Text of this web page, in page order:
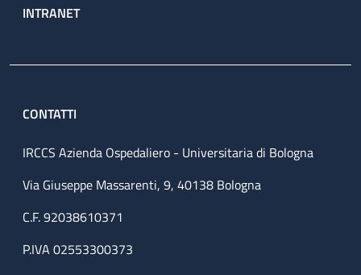
INTRANET
CONTATTI
IRCCS Azienda Ospedaliero - Universitaria di Bologna
Via Giuseppe Massarenti, 9, 40138 Bologna
C.F. 92038610371
P.IVA 02553300373